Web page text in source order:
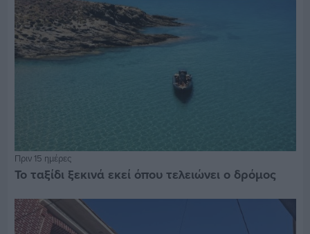
Πριν 15 ημέρες
Το ταξίδι ξεκινά εκεί όπου τελειώνει ο δρόμος